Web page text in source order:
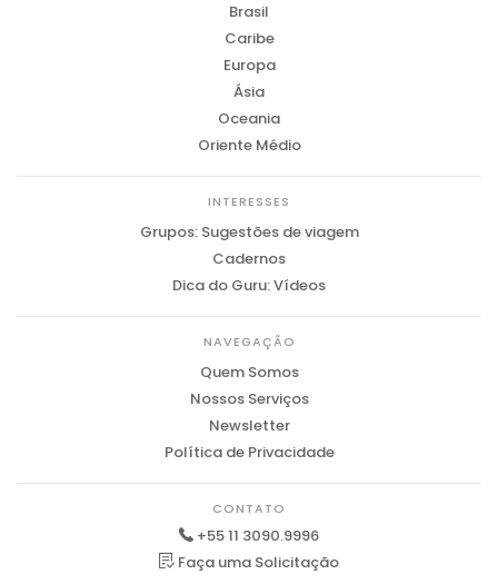
Brasil
Caribe
Europa
Ásia
Oceania
Oriente Médio
INTERESSES
Grupos: Sugestões de viagem
Cadernos
Dica do Guru: Vídeos
NAVEGAÇÃO
Quem Somos
Nossos Serviços
Newsletter
Política de Privacidade
CONTATO
+55 11 3090.9996
Faça uma Solicitação